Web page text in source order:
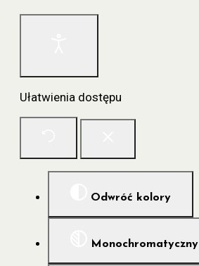
Ułatwienia dostępu
Odwróć kolory
Monochromatyczny